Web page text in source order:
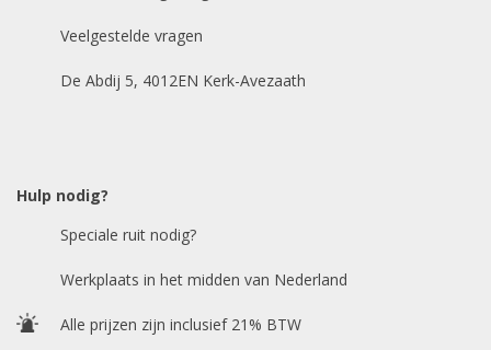
Bouwjaar
Veelgestelde vragen
De Abdij 5, 4012EN Kerk-Avezaath
Hulp nodig?
Speciale ruit nodig?
Werkplaats in het midden van Nederland
Alle prijzen zijn inclusief 21% BTW